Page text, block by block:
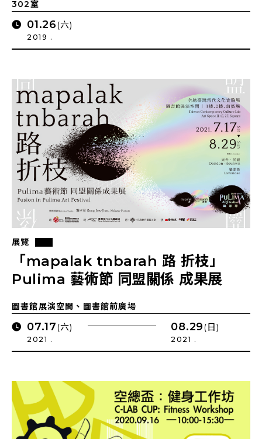
302室
01.26(六)
2019 .
展覽
「mapalak tnbarah 路 折枝」
Pulima 藝術節 同盟關係 成果展
圖書館展演空間、圖書館前廣場
07.17(六)
2021 .
08.29(日)
2021 .